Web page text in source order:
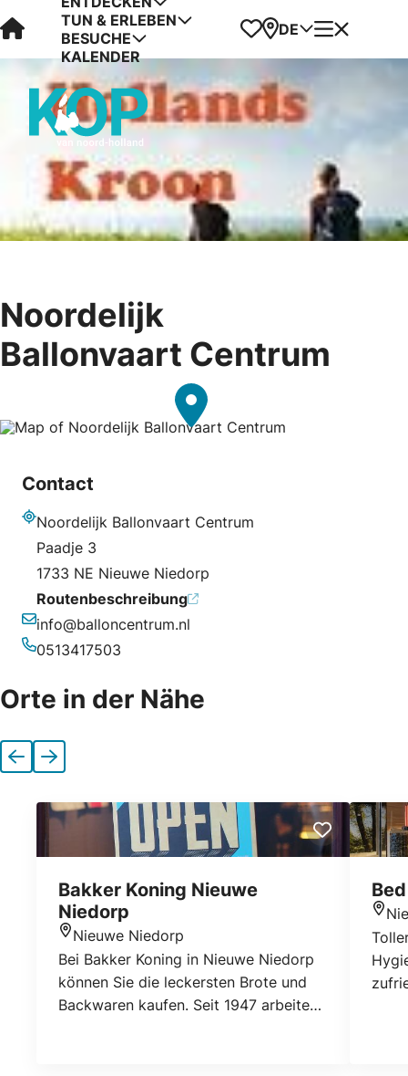
Visit Kop van Holland
TUN & ERLEBEN
BESUCHE
KALENDER
Favoriten
Karte
DE Menü
Noordelijk
Ballonvaart Centrum
Contact
Noordelijk Ballonvaart Centrum
Paadje 3
1733 NE Nieuwe Niedorp
Routenbeschreibung
E-Mail-Adresse
info@balloncentrum.nl
0513417503
Orte in der Nähe
VorherigeNächste
Bakker Koning Nieuwe
Niedorp
Nieuwe Niedorp
Bei Bakker Koning in Nieuwe Niedorp
können Sie die leckersten Brote und
Backwaren kaufen. Seit 1947 arbeiten